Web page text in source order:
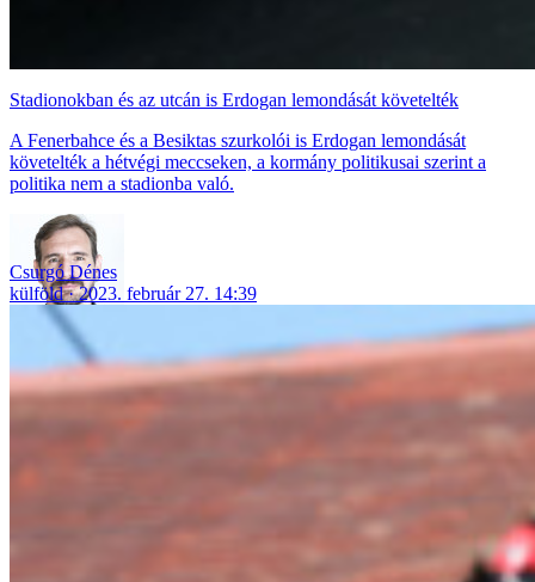
Stadionokban és az utcán is Erdogan lemondását követelték
A Fenerbahce és a Besiktas szurkolói is Erdogan lemondását
követelték a hétvégi meccseken, a kormány politikusai szerint a
politika nem a stadionba való.
Csurgó Dénes
külföld
2023. február 27. 14:39